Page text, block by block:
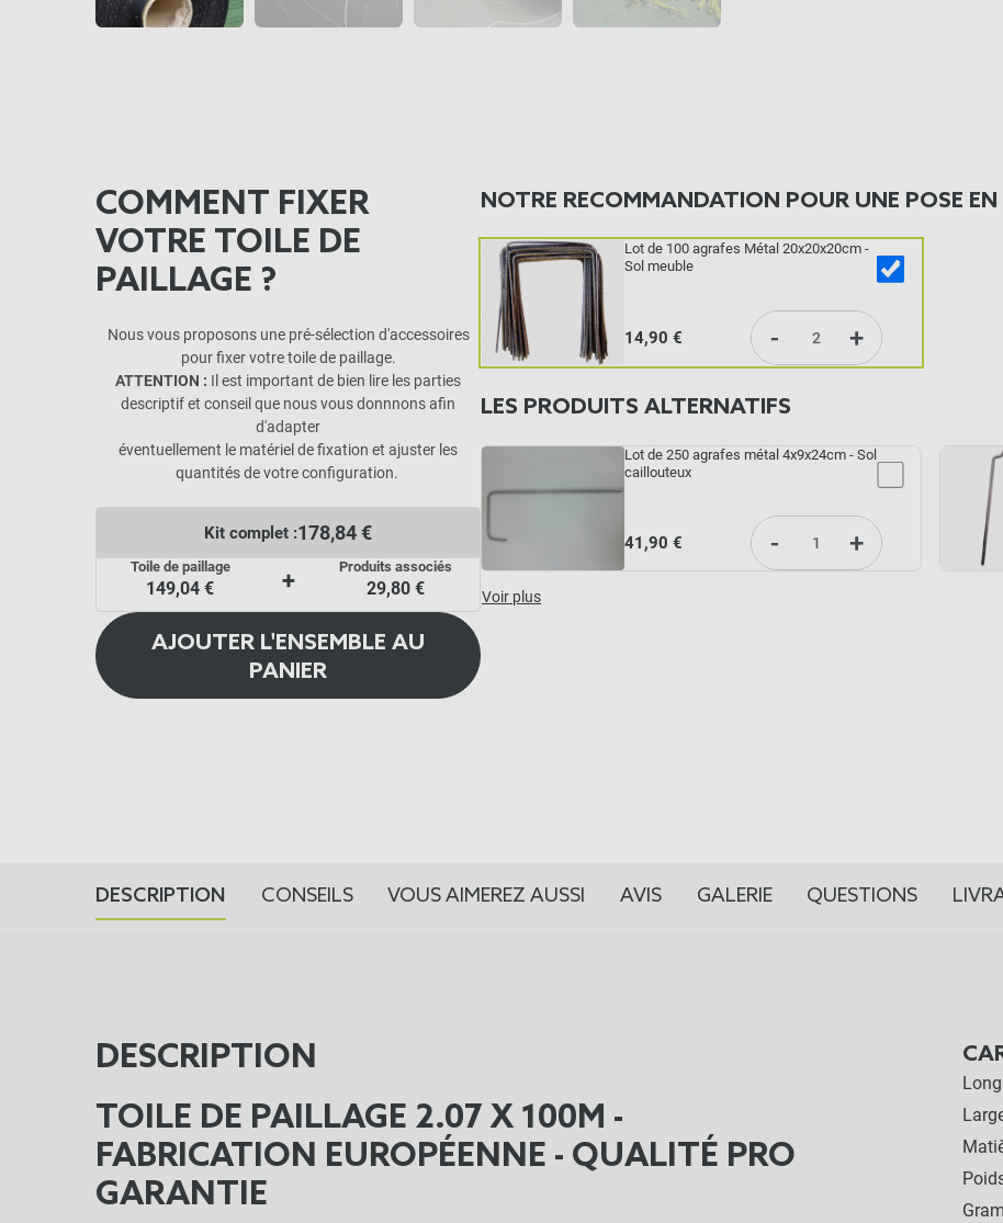
COMMENT FIXER
VOTRE TOILE DE
PAILLAGE ?
Nous vous proposons une pré-sélection d'accessoires
pour fixer votre toile de paillage.
ATTENTION : Il est important de bien lire les parties
descriptif et conseil que nous vous donnnons afin
d'adapter
éventuellement le matériel de fixation et ajuster les
quantités de votre configuration.
Kit complet :178,84 €
Toile de paillage
149,04 € + Produits associés
29,80 €
AJOUTER L'ENSEMBLE AU
PANIER
NOTRE RECOMMANDATION POUR UNE POSE
Lot de 100 agrafes Métal 20x20x20cm -
Sol meuble
14,90 € - +
LES PRODUITS ALTERNATIFS
Lot de 250 agrafes métal 4x9x24cm - Sol
caillouteux
41,90 € - +
Voir plus
DESCRIPTION CONSEILS VOUS AIMEREZ AUSSI AVIS GALERIE QUESTIONS
DESCRIPTION
TOILE DE PAILLAGE 2.07 X 100M -
FABRICATION EUROPÉENNE - QUALITÉ PRO
GARANTIE